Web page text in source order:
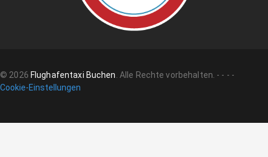
© 2026 Flughafentaxi Buchen. Alle Rechte vorbehalten. - - - -
Cookie-Einstellungen